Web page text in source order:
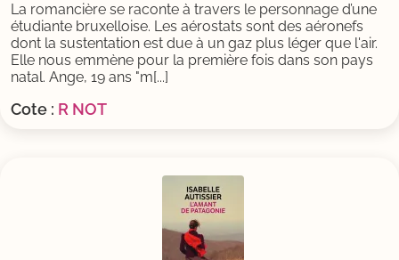
La romancière se raconte à travers le personnage d’une
étudiante bruxelloise. Les aérostats sont des aéronefs
dont la sustentation est due à un gaz plus léger que l'air.
Elle nous emmène pour la première fois dans son pays
natal. Ange, 19 ans "m[...]
Cote : R NOT